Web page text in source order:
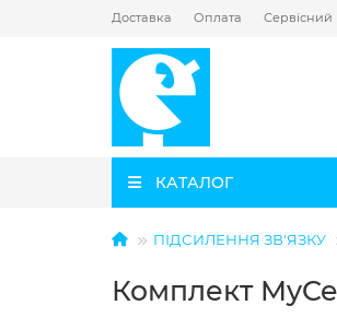
Доставка Оплата Сервісний
КАТАЛОГ
ПІДСИЛЕННЯ ЗВ'ЯЗКУ
Комплект